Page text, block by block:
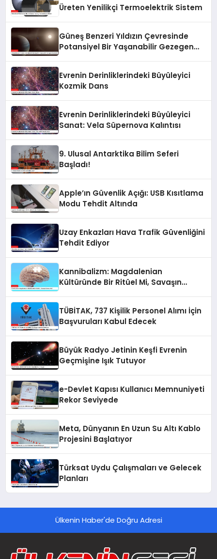
Üreten Yenilikçi Termoelektrik Sistem
Güneş Benzeri Yıldızın Çevresinde
Potansiyel Bir Yaşanabilir Gezegen
Evrenin Derinliklerindeki Büyüleyici
Kozmik Dans
Evrenin Derinliklerindeki Büyüleyici
Sanat: Vela Süpernova Kalıntısı
9. Ulusal Antarktika Bilim Seferi
Başladı!
Apple’ın Güvenlik Açığı: USB Kısıtlama
Modu Tehdit Altında
Uzay Enkazları Hava Trafik Güvenliğini
Tehdit Ediyor
Kannibalizm: Magdalenian
Kültüründe Bir Ritüel Mi, Savaşın
TÜBİTAK, 737 Kişilik Personel Alımı İçin
Başvuruları Kabul Edecek
Büyük Radyo Jetinin Keşfi Evrenin
Geçmişine Işık Tutuyor
e-Devlet Kapısı Kullanıcı Memnuniyeti
Rekor Seviyede
Meta, Dünyanın En Uzun Su Altı Kablo
Projesini Başlatıyor
Türksat Uydu Çalışmaları ve Gelecek
Planları
Ülkenin Haber'de Doğru Adresi